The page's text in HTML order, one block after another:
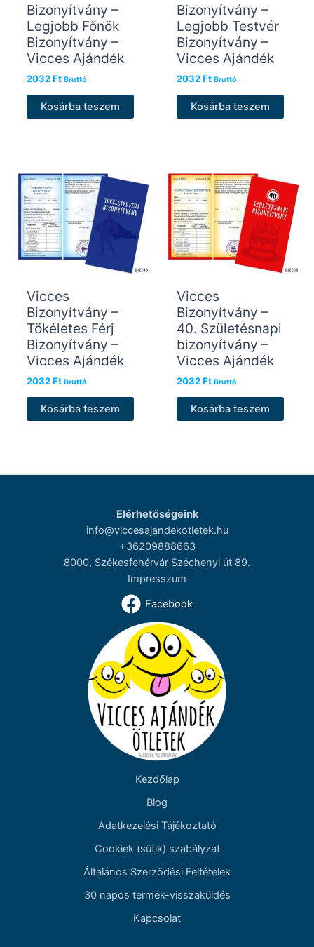
Bizonyítvány –
Legjobb Főnök
Bizonyítvány –
Vicces Ajándék
2032Ft Bruttó
Kosárba teszem
Bizonyítvány –
Legjobb Testvér
Bizonyítvány –
Vicces Ajándék
2032Ft Bruttó
Kosárba teszem
Vicces
Bizonyítvány –
Tökéletes Férj
Bizonyítvány –
Vicces Ajándék
2032Ft Bruttó
Kosárba teszem
Vicces
Bizonyítvány –
40. Születésnapi
bizonyítvány –
Vicces Ajándék
2032Ft Bruttó
Kosárba teszem
Elérhetőségeink
info@viccesajandekotletek.hu
+36209888663
8000, Székesfehérvár Széchenyi út 89.
Impresszum
Facebook
Kezdőlap
Blog
Adatkezelési Tájékoztató
Cookiek (sütik) szabályzat
Általános Szerződési Feltételek
30 napos termék-visszaküldés
Kapcsolat